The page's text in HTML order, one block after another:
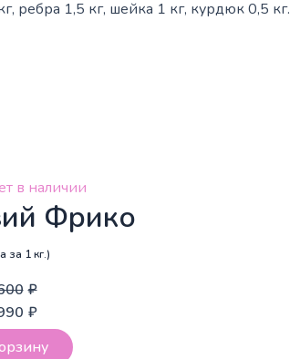
ребра 1,5 кг, шейка 1 кг, курдюк 0,5 кг.
в наличии
Фрико
за 1 кг.)
₽
₽